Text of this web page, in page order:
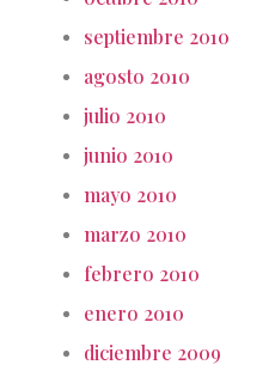
septiembre 2010
agosto 2010
julio 2010
junio 2010
mayo 2010
marzo 2010
febrero 2010
enero 2010
diciembre 2009